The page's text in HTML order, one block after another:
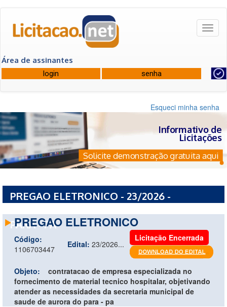
Área de assinantes
Esqueci minha senha
Informativo de
Licitações
Solicite demonstração gratuita aqui
PREGAO ELETRONICO - 23/2026 -
PARA - PA
PREGAO ELETRONICO
Código:
1106703447
Edital: 23/2026...
Licitação Encerrada
Objeto:
contratacao de empresa especializada no
fornecimento de material tecnico hospitalar, objetivando
atender as necessidades da secretaria municipal de
saude de aurora do para - pa